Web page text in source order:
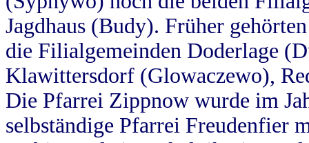
Jagdhaus (Budy). Früher
die Filialgemeinden Doderlage
Klawittersdorf (Glowaczewo),
Die Pfarrei Zippnow wurde im
selbständige Pfarrei Freudenfier